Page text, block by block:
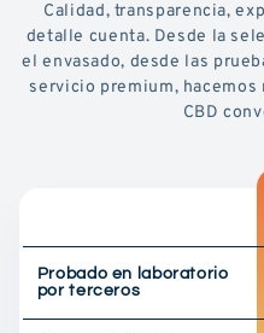
Calidad, transparencia,
detalle cuenta. Desde la
el envasado, desde las
servicio premium, hacemos
CBD
Probado en laboratorio
por terceros